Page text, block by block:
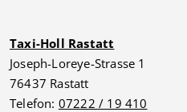
Taxi-Holl Rastatt
Joseph-Loreye-Strasse 1
76437 Rastatt
Telefon: 07222 / 19 410